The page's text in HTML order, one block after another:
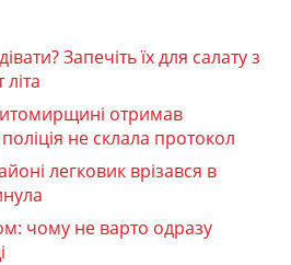
Запечіть їх для салату з
отримав
не склала протокол
легковик врізався в
чому не варто одразу